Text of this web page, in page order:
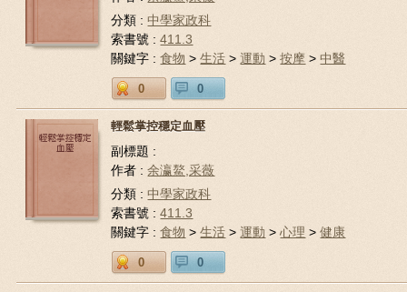
分類 :中學家政科
索書號 :411.3
關鍵字 :食物 >生活 >運動 >按摩 >中醫
0 0
輕鬆掌控穩定血壓
副標題 :
作者 :余瀛鰲,采薇
分類 :中學家政科
索書號 :411.3
關鍵字 :食物 >生活 >運動 >心理 >健康
0 0